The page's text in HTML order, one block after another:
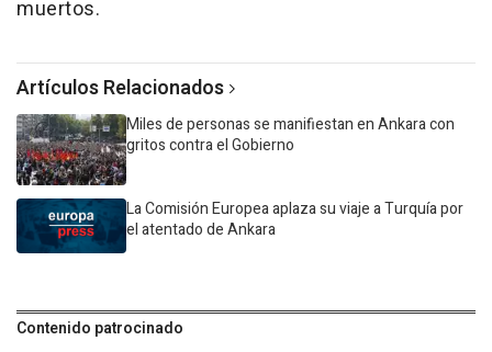
muertos.
Artículos Relacionados
Miles de personas se manifiestan en Ankara con
gritos contra el Gobierno
La Comisión Europea aplaza su viaje a Turquía por
el atentado de Ankara
Contenido patrocinado